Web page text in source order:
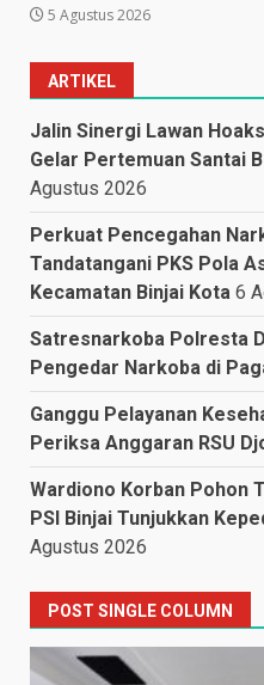
5 Agustus 2026
ARTIKEL
Jalin Sinergi Lawan
Gelar Pertemuan Santai
Agustus 2026
Perkuat Pencegahan
Tandatangani PKS Pola
Kecamatan Binjai Kota 6
Satresnarkoba Polresta
Pengedar Narkoba di
Ganggu Pelayanan
Periksa Anggaran RSU
Wardiono Korban Pohon
PSI Binjai Tunjukkan
Agustus 2026
POST SINGLE COLUMN